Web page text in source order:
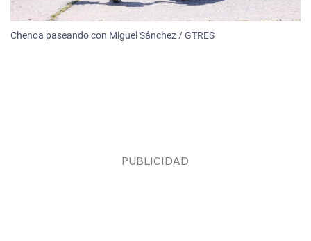
Chenoa paseando con Miguel Sánchez / GTRES